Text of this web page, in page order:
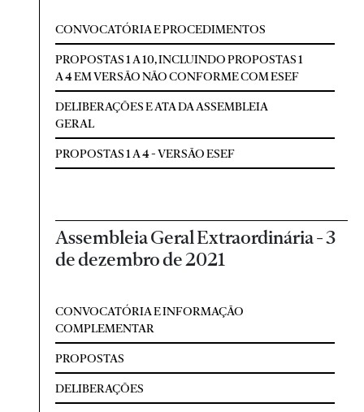
CONVOCATÓRIA E PROCEDIMENTOS
PROPOSTAS 1 A 10, INCLUINDO PROPOSTAS 1
A 4 EM VERSÃO NÃO CONFORME COM ESEF
DELIBERAÇÕES E ATA DA ASSEMBLEIA
GERAL
PROPOSTAS 1 A 4 - VERSÃO ESEF
Assembleia Geral Extraordinária - 3
de dezembro de 2021
CONVOCATÓRIA E INFORMAÇÃO
COMPLEMENTAR
PROPOSTAS
DELIBERAÇÕES